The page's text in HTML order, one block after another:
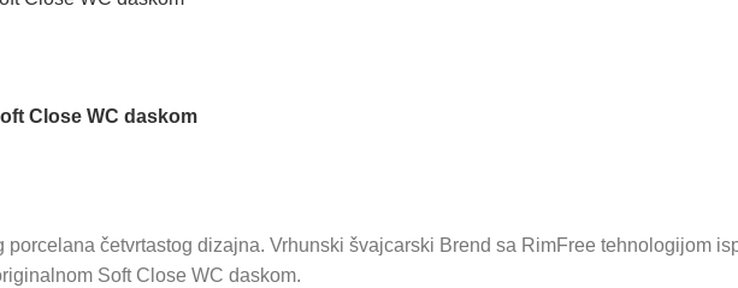
Close WC daskom
četvrtastog dizajna. Vrhunski švajcarski Brend sa RimFree tehnologijom
Soft Close WC daskom.